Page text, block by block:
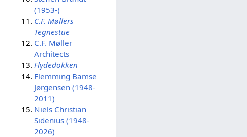
(1953-)
C.F. Møllers
Tegnestue
C.F. Møller
Architects
Flydedokken
Flemming Bamse
Jørgensen (1948-
2011)
Niels Christian
Sidenius (1948-
2026)